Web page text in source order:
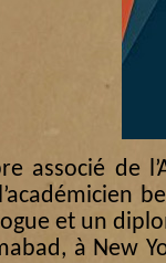
associé de
et un
à New